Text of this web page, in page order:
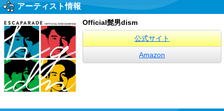
アーティスト情報
Official髭男dism
公式サイト
Amazon